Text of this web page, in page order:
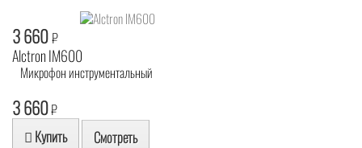
3 660₽
Alctron IM600
Микрофон инструментальный
3 660₽
Купить Смотреть